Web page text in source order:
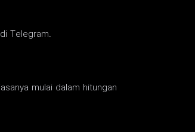
Telegram.
mulai dalam hitungan